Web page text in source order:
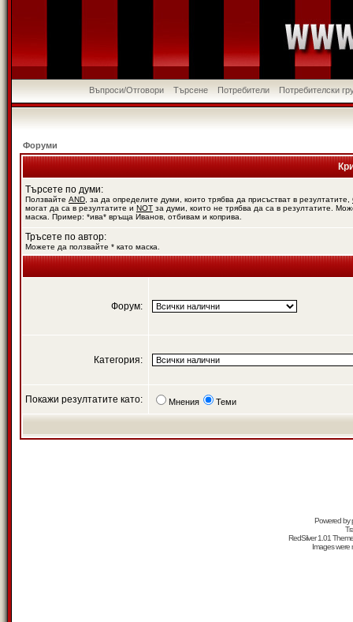
Въпроси/Отговори Търсене Потребители Потребителски
Форуми
Търсете по думи:
Ползвайте AND , за да определите думи, които трябва да присъстват в резултатите,
могат да са в резултатите и NOT за думи, които не трябва да са в резултатите.
маска. Пример: *ива* връща Иванов, отбивам и коприва.
Тръсете по автор:
Можете да ползвайте * като маска.
Форум:
Категория:
Покажи резултатите като: Мнения Теми
Powered by
RedSilver 1.01
Images were